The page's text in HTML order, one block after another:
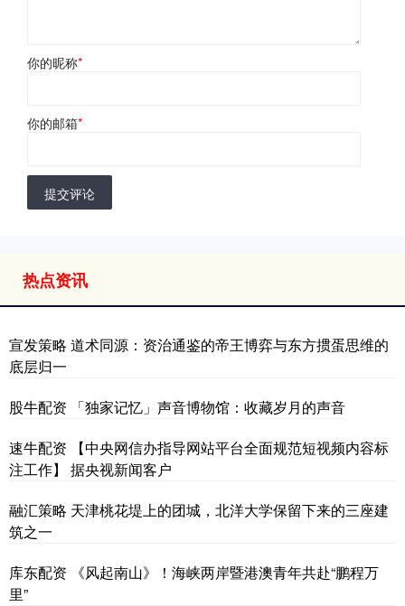
你的昵称*
你的邮箱*
提交评论
热点资讯
宣发策略 道术同源：资治通鉴的帝王博弈与东方掼蛋思维的
底层归一
股牛配资 「独家记忆」声音博物馆：收藏岁月的声音
速牛配资 【中央网信办指导网站平台全面规范短视频内容标
注工作】 据央视新闻客户
融汇策略 天津桃花堤上的团城，北洋大学保留下来的三座建
筑之一
库东配资 《风起南山》！海峡两岸暨港澳青年共赴“鹏程万
里”